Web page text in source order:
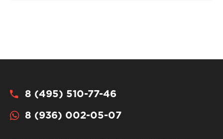
8 (495) 510-77-46
8 (936) 002-05-07